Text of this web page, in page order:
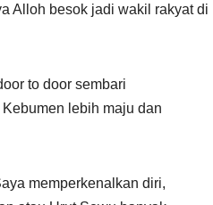
Alloh besok jadi wakil rakyat di
to door sembari
lebih maju dan
memperkenalkan diri,